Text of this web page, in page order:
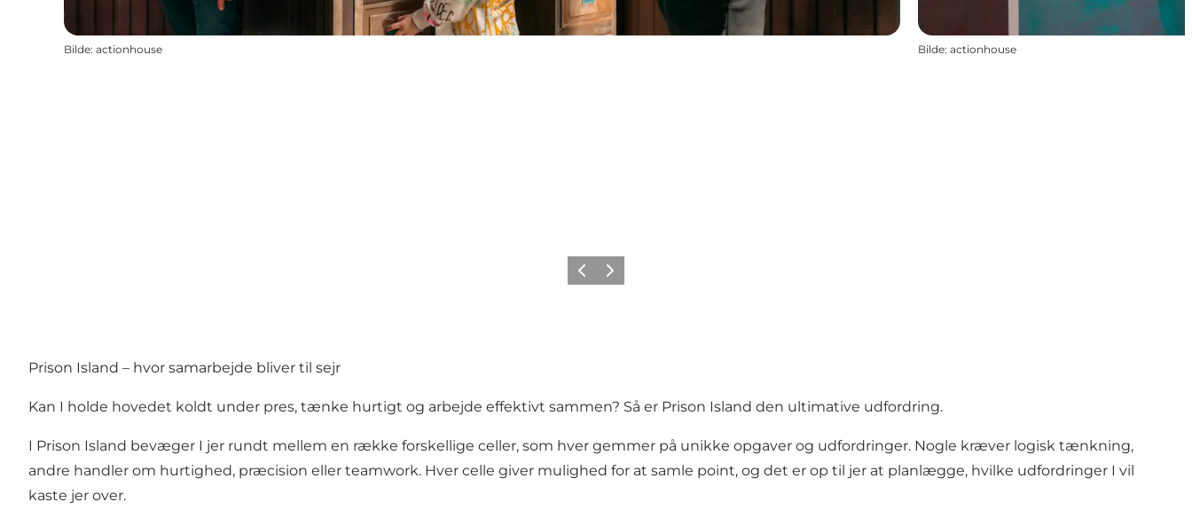
Bilde: actionhouse Bilde: actionhouse
ForrigeNeste
Prison Island – hvor samarbejde bliver til sejr
Kan I holde hovedet koldt under pres, tænke hurtigt og arbejde effektivt sammen? Så er Prison Island den ultimative udfordring.
I Prison Island bevæger I jer rundt mellem en række forskellige celler, som hver gemmer på unikke opgaver og udfordringer. Nogle kræver logisk tænkning,
andre handler om hurtighed, præcision eller teamwork. Hver celle giver mulighed for at samle point, og det er op til jer at planlægge, hvilke udfordringer I vil
kaste jer over.